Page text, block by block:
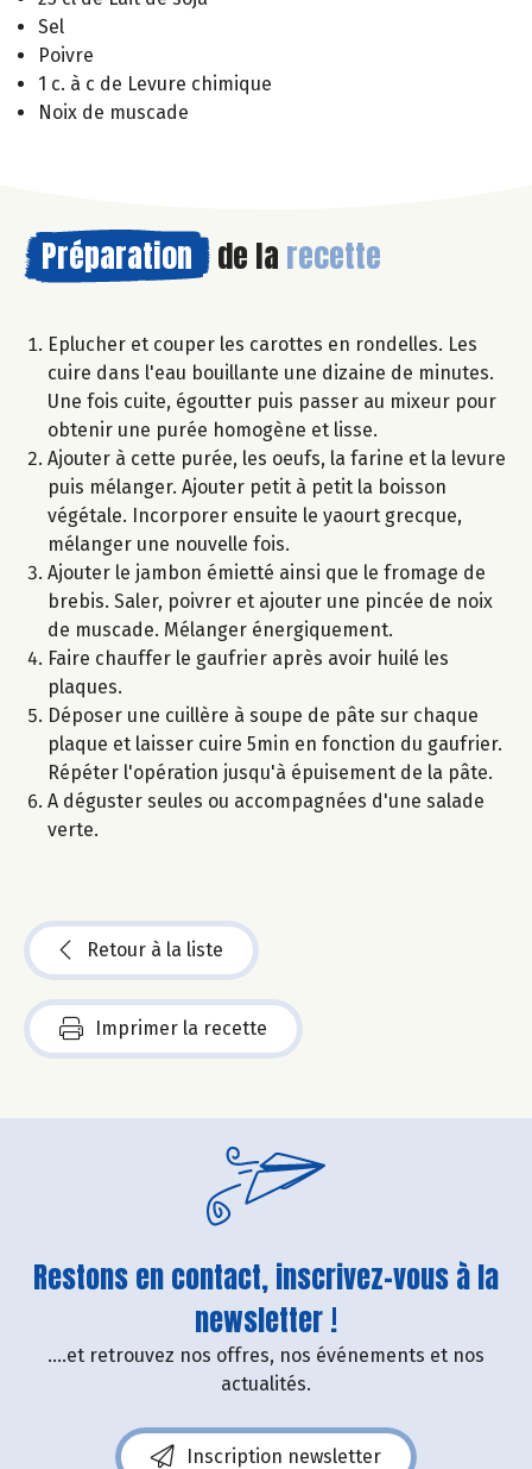
Sel
Poivre
1 c. à c de Levure chimique
Noix de muscade
Préparation de la recette
Eplucher et couper les carottes en rondelles. Les
cuire dans l'eau bouillante une dizaine de minutes.
Une fois cuite, égoutter puis passer au mixeur pour
obtenir une purée homogène et lisse.
Ajouter à cette purée, les oeufs, la farine et la levure
puis mélanger. Ajouter petit à petit la boisson
végétale. Incorporer ensuite le yaourt grecque,
mélanger une nouvelle fois.
Ajouter le jambon émietté ainsi que le fromage de
brebis. Saler, poivrer et ajouter une pincée de noix
de muscade. Mélanger énergiquement.
Faire chauffer le gaufrier après avoir huilé les
plaques.
Déposer une cuillère à soupe de pâte sur chaque
plaque et laisser cuire 5min en fonction du gaufrier.
Répéter l'opération jusqu'à épuisement de la pâte.
A déguster seules ou accompagnées d'une salade
verte.
Retour à la liste
Imprimer la recette
Restons en contact, inscrivez-vous à la
newsletter !
....et retrouvez nos offres, nos événements et nos
actualités.
Inscription newsletter